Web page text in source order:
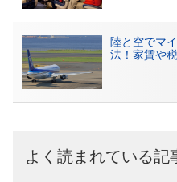
陸と空でマ
法！家賃や
よく読まれている記